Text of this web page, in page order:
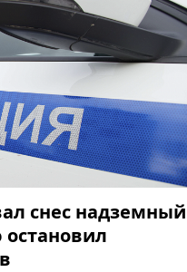
снес надземный